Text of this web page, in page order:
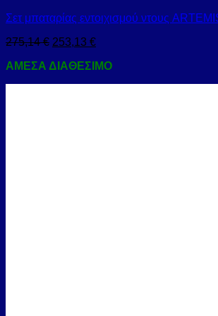
Σετ μπαταρίας εντοιχισμού ντους
275,14€ 253,13 €
ΑΜΕΣΑ ΔΙΑΘΕΣΙΜΟ